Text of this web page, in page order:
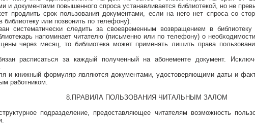
и документами повышенного спроса устанавливается библиотекой, но не
продлить срок пользования документами, если на него нет спроса со
библиотеку или позвонить по телефону).
систематически следить за своевременным возвращением в
напоминает читателю (письменно или по телефону) о
через месяц, то библиотека может применять лишить права
расписаться за каждый полученный на абонементе документ.
и книжный формуляр являются документами, удостоверяющими даты и
работником.
8.ПРАВИЛА ПОЛЬЗОВАНИЯ ЧИТАЛЬНЫМ ЗАЛОМ
подразделение, предоставляющее читателям возможность